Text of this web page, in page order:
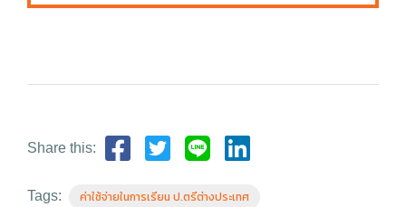
Share this:
Tags: ค่าใช้จ่ายในการเรียน ป.ตรีต่างประเทศ